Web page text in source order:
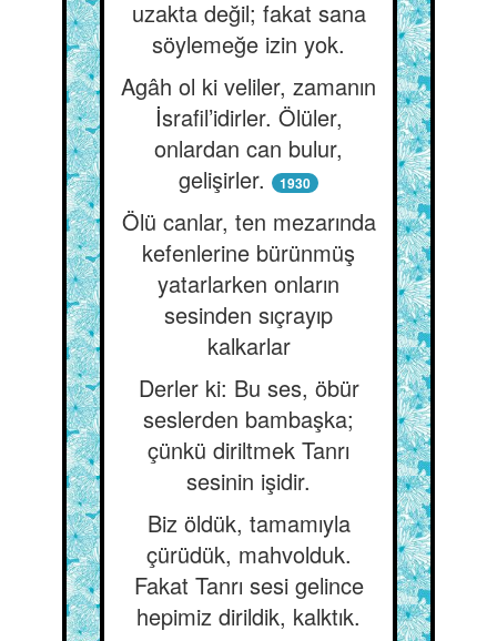
uzakta değil; fakat sana
söylemeğe izin yok.
Agâh ol ki veliler, zamanın
İsrafil’idirler. Ölüler,
onlardan can bulur,
gelişirler.
1930
Ölü canlar, ten mezarında
kefenlerine bürünmüş
yatarlarken onların
sesinden sıçrayıp
kalkarlar
Derler ki: Bu ses, öbür
seslerden bambaşka;
çünkü diriltmek Tanrı
sesinin işidir.
Biz öldük, tamamıyla
çürüdük, mahvolduk.
Fakat Tanrı sesi gelince
hepimiz dirildik, kalktık.